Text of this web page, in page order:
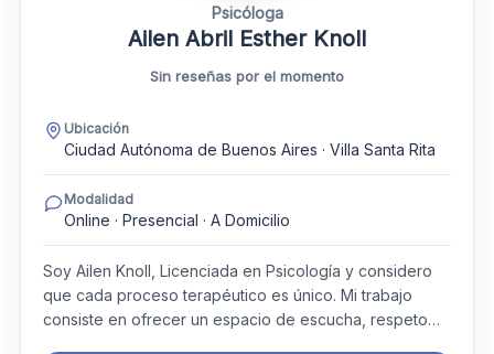
Psicóloga
Ailen Abril Esther Knoll
Sin reseñas por el momento
Ubicación
Ciudad Autónoma de Buenos Aires · Villa Santa Rita
Modalidad
Online · Presencial · A Domicilio
Soy Ailen Knoll, Licenciada en Psicología y considero
que cada proceso terapéutico es único. Mi trabajo
consiste en ofrecer un espacio de escucha, respeto…